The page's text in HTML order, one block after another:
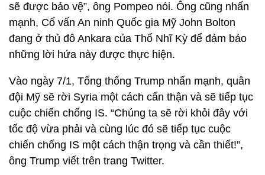
sẽ được bảo vệ”, ông Pompeo nói. Ông cũng nhấn
mạnh, Cố vấn An ninh Quốc gia Mỹ John Bolton
đang ở thủ đô Ankara của Thổ Nhĩ Kỳ để đảm bảo
những lời hứa này được thực hiện.
Vào ngày 7/1, Tổng thống Trump nhấn mạnh, quân
đội Mỹ sẽ rời Syria một cách cẩn thận và sẽ tiếp tục
cuộc chiến chống IS. “Chúng ta sẽ rời khỏi đây với
tốc độ vừa phải và cùng lúc đó sẽ tiếp tục cuộc
chiến chống IS một cách thận trọng và cần thiết!”,
ông Trump viết trên trang Twitter.